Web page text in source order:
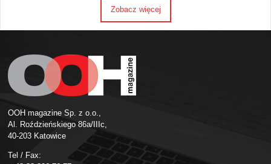
Zobacz więcej
OOH magazine Sp. z o.o.,
Al. Roździeńskiego 86a/IIIc,
40-203 Katowice
Tel / Fax: